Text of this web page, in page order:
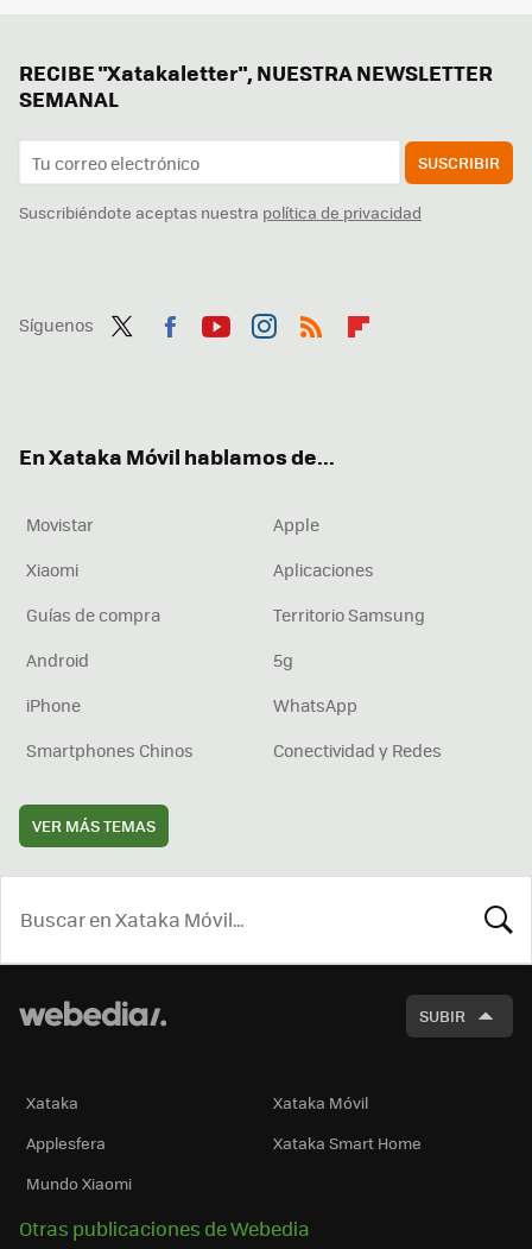
RECIBE "Xatakaletter", NUESTRA NEWSLETTER
SEMANAL
SUSCRIBIR
Suscribiéndote aceptas nuestra política de privacidad
Síguenos
En Xataka Móvil hablamos de...
Movistar
Apple
Xiaomi
Aplicaciones
Guías de compra
Territorio Samsung
Android
5g
iPhone
WhatsApp
Smartphones Chinos
Conectividad y Redes
VER MÁS TEMAS
SUBIR
Xataka
Xataka Móvil
Applesfera
Xataka Smart Home
Mundo Xiaomi
Otras publicaciones de Webedia